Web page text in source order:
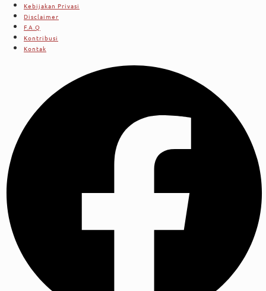
Kebijakan Privasi
Disclaimer
F.A.Q
Kontribusi
Kontak